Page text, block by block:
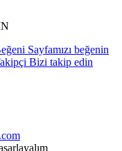
Sayfamızı beğenin
Bizi takip edin